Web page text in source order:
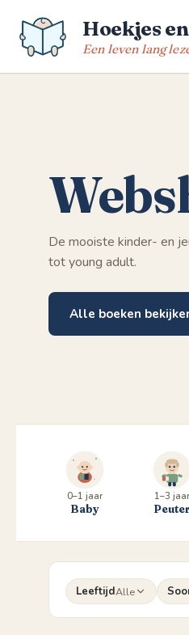
naar
inhoud
Hoekjes
Een leven lang
De mooiste kinder- en
tot young adult.
Alle boeken
0–1 jaar
Baby
1–3 jaar
LeeftijdAlle